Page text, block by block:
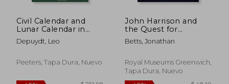
40% 40%
Civil Calendar and
Lunar Calendar in
Ancient Egypt (en
Inglés)
Depuydt, Leo
Peeters, Tapa Dura, Nuevo
John Harrison and
the Quest for
Longitude (en Inglés)
Betts, Jonathan
Royal Museums Greenwich,
Tapa Dura, Nuevo